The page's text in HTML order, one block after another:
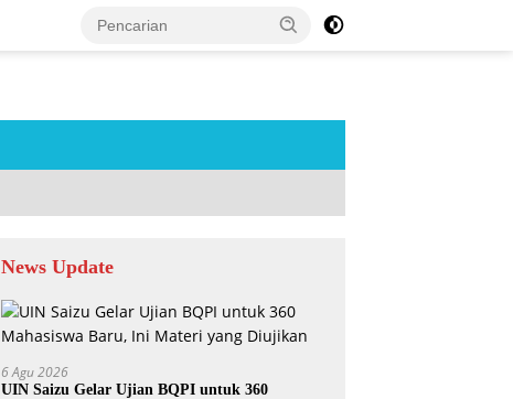
News Update
6 Agu 2026
UIN Saizu Gelar Ujian BQPI untuk 360